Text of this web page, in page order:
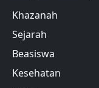
Khazanah
Sejarah
Beasiswa
Kesehatan